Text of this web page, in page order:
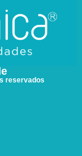
reservados